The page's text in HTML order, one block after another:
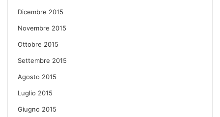
Dicembre 2015
Novembre 2015
Ottobre 2015
Settembre 2015
Agosto 2015
Luglio 2015
Giugno 2015